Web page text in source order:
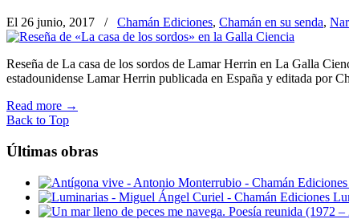
El 26 junio, 2017 / Chamán Ediciones, Chamán en su senda,
Reseña de La casa de los sordos de Lamar Herrin en La Galla
estadounidense Lamar Herrin publicada en España y editada por
Read more →
Back to Top
Últimas obras